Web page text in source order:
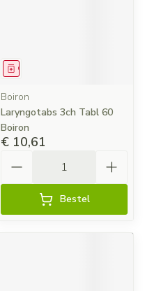
Geneesmiddel
Boiron
Laryngotabs 3ch Tabl 60
Boiron
€ 10,61
Bestel